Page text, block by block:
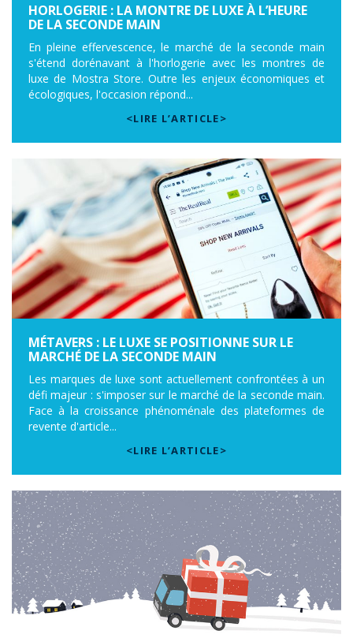
HORLOGERIE : LA MONTRE DE LUXE À L’HEURE
DE LA SECONDE MAIN
En pleine effervescence, le marché de la seconde main
s'étend dorénavant à l'horlogerie avec les montres de
luxe de Mostra Store. Outre les enjeux économiques et
écologiques, l'occasion répond...
<LIRE L’ARTICLE>
MÉTAVERS : LE LUXE SE POSITIONNE SUR LE
MARCHÉ DE LA SECONDE MAIN
Les marques de luxe sont actuellement confrontées à un
défi majeur : s'imposer sur le marché de la seconde main.
Face à la croissance phénoménale des plateformes de
revente d'article...
<LIRE L’ARTICLE>